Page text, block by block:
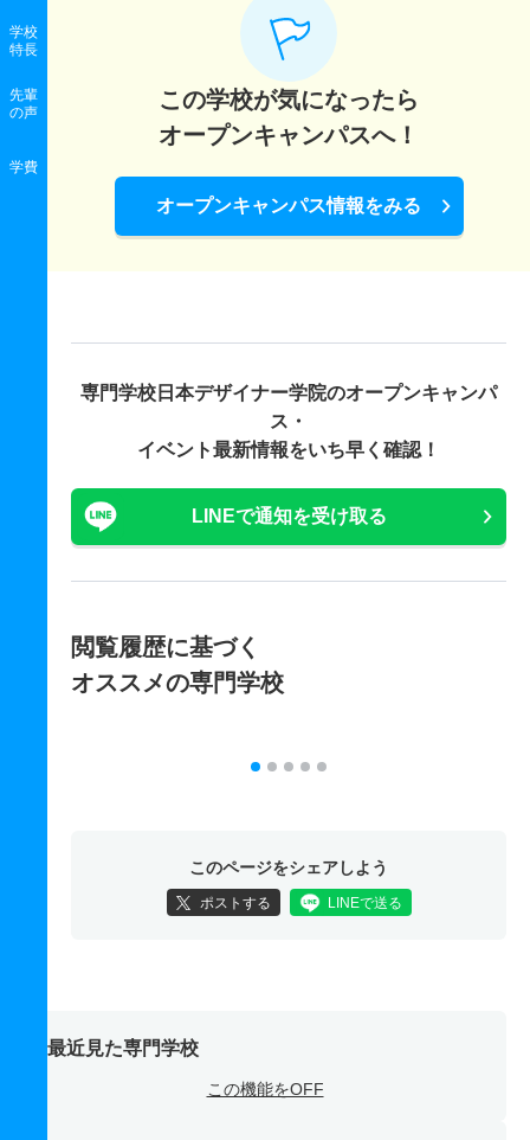
学校
特長
先輩
の声
学費
この学校が気になったら
オープンキャンパスへ！
オープンキャンパス情報をみる
専門学校日本デザイナー学院のオープンキャンパ
ス・
イベント最新情報をいち早く確認！
LINEで通知を受け取る
閲覧履歴に基づく
オススメの専門学校
このページをシェアしよう
ポストする LINEで送る
最近見た専門学校
この機能をOFF